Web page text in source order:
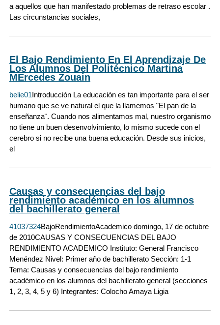
a aquellos que han manifestado problemas de retraso escolar .
Las circunstancias sociales,
El Bajo Rendimiento En El Aprendizaje De
Los Alumnos Del Politécnico Martina
MErcedes Zouain
belie01Introducción La educación es tan importante para el ser
humano que se ve natural el que la llamemos ¨El pan de la
enseñanza¨. Cuando nos alimentamos mal, nuestro organismo
no tiene un buen desenvolvimiento, lo mismo sucede con el
cerebro si no recibe una buena educación. Desde sus inicios,
el
Causas y consecuencias del bajo
rendimiento académico en los alumnos
del bachillerato general
41037324BajoRendimientoAcademico domingo, 17 de octubre
de 2010CAUSAS Y CONSECUENCIAS DEL BAJO
RENDIMIENTO ACADEMICO Instituto: General Francisco
Menéndez Nivel: Primer año de bachillerato Sección: 1-1
Tema: Causas y consecuencias del bajo rendimiento
académico en los alumnos del bachillerato general (secciones
1, 2, 3, 4, 5 y 6) Integrantes: Colocho Amaya Ligia